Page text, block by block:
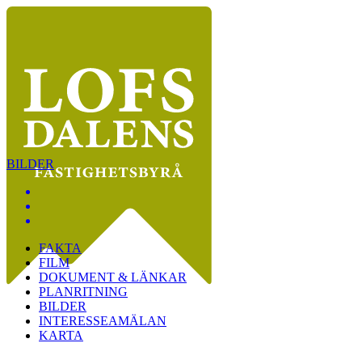
BILDER
FAKTA
FILM
DOKUMENT & LÄNKAR
PLANRITNING
BILDER
INTERESSEAMÄLAN
KARTA